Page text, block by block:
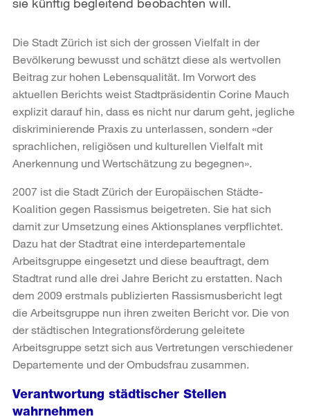
Die Stadt Zürich ist sich der grossen Vielfalt in der
Bevölkerung bewusst und schätzt diese als wertvollen
Beitrag zur hohen Lebensqualität. Im Vorwort des
aktuellen Berichts weist Stadtpräsidentin Corine Mauch
explizit darauf hin, dass es nicht nur darum geht, jegliche
diskriminierende Praxis zu unterlassen, sondern «der
sprachlichen, religiösen und kulturellen Vielfalt mit
Anerkennung und Wertschätzung zu begegnen».
2007 ist die Stadt Zürich der Europäischen Städte-
Koalition gegen Rassismus beigetreten. Sie hat sich
damit zur Umsetzung eines Aktionsplanes verpflichtet.
Dazu hat der Stadtrat eine interdepartementale
Arbeitsgruppe eingesetzt und diese beauftragt, dem
Stadtrat rund alle drei Jahre Bericht zu erstatten. Nach
dem 2009 erstmals publizierten Rassismusbericht legt
die Arbeitsgruppe nun ihren zweiten Bericht vor. Die von
der städtischen Integrationsförderung geleitete
Arbeitsgruppe setzt sich aus Vertretungen verschiedener
Departemente und der Ombudsfrau zusammen.
Verantwortung städtischer Stellen
wahrnehmen